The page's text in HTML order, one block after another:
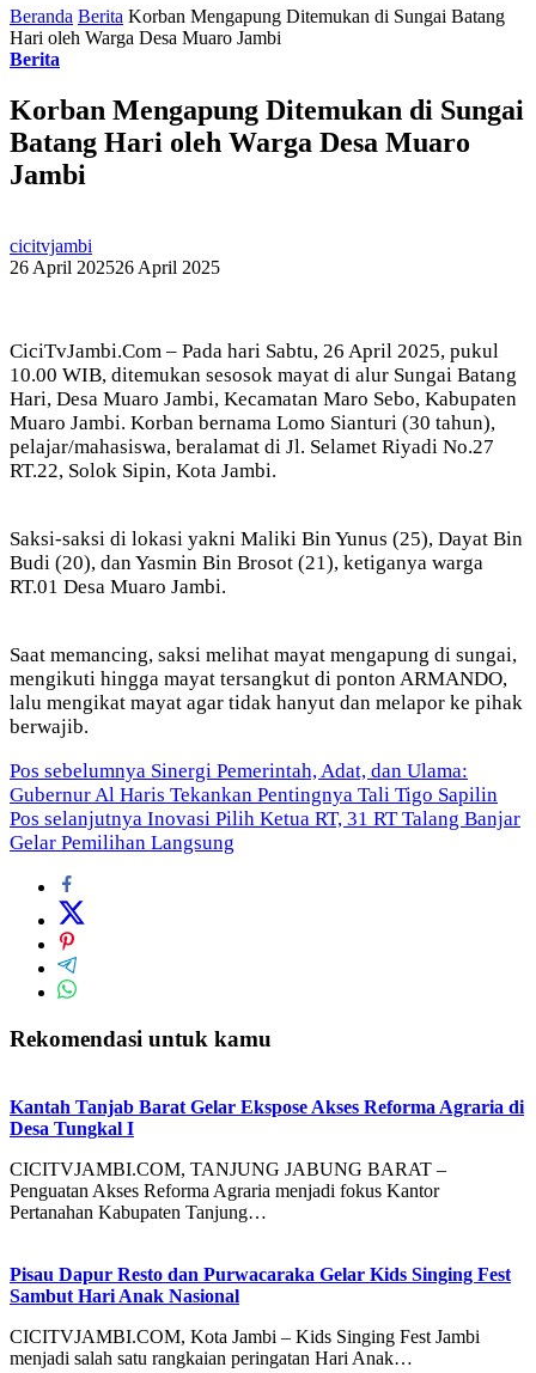
Beranda Berita Korban Mengapung Ditemukan di Sungai Batang
Hari oleh Warga Desa Muaro Jambi
Berita
Korban Mengapung Ditemukan di Sungai
Batang Hari oleh Warga Desa Muaro
Jambi
cicitvjambi
26 April 202526 April 2025
CiciTvJambi.Com – Pada hari Sabtu, 26 April 2025, pukul
10.00 WIB, ditemukan sesosok mayat di alur Sungai Batang
Hari, Desa Muaro Jambi, Kecamatan Maro Sebo, Kabupaten
Muaro Jambi. Korban bernama Lomo Sianturi (30 tahun),
pelajar/mahasiswa, beralamat di Jl. Selamet Riyadi No.27
RT.22, Solok Sipin, Kota Jambi.
Saksi-saksi di lokasi yakni Maliki Bin Yunus (25), Dayat Bin
Budi (20), dan Yasmin Bin Brosot (21), ketiganya warga
RT.01 Desa Muaro Jambi.
Saat memancing, saksi melihat mayat mengapung di sungai,
mengikuti hingga mayat tersangkut di ponton ARMANDO,
lalu mengikat mayat agar tidak hanyut dan melapor ke pihak
berwajib.
Navigasi
pos
Pos sebelumnya Sinergi Pemerintah, Adat, dan Ulama:
Gubernur Al Haris Tekankan Pentingnya Tali Tigo Sapilin
Pos selanjutnya Inovasi Pilih Ketua RT, 31 RT Talang Banjar
Gelar Pemilihan Langsung
Rekomendasi untuk kamu
Kantah Tanjab Barat Gelar Ekspose Akses Reforma Agraria di
Desa Tungkal I
CICITVJAMBI.COM, TANJUNG JABUNG BARAT –
Penguatan Akses Reforma Agraria menjadi fokus Kantor
Pertanahan Kabupaten Tanjung…
Pisau Dapur Resto dan Purwacaraka Gelar Kids Singing Fest
Sambut Hari Anak Nasional
CICITVJAMBI.COM, Kota Jambi – Kids Singing Fest Jambi
menjadi salah satu rangkaian peringatan Hari Anak…